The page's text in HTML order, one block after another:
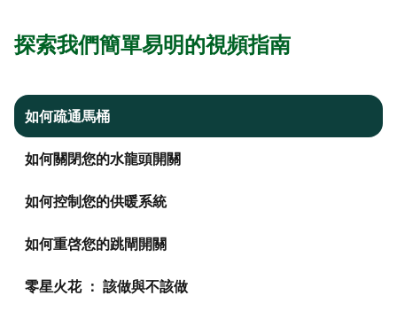
探索我們簡單易明的視頻指南
如何疏通馬桶
如何關閉您的水龍頭開關
如何控制您的供暖系統
如何重啓您的跳閘開關
零星火花 ： 該做與不該做